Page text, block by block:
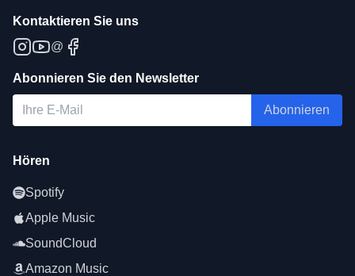
Kontaktieren Sie uns
@
Abonnieren Sie den Newsletter
Abonnieren
Hören
Spotify
Apple Music
SoundCloud
Amazon Music